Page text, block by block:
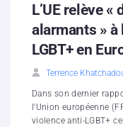
L’UE relève
alarmants » à
LGBT+ en
Terrence
Dans son dernier
l'Union européenne
violence anti-LGBT+